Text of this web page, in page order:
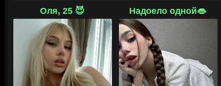
В округе надёжно обосновался дальний родственник Беркхарта. Его
Хэйл. Коренное население опасается его. Он считается властным
Король. Трудолюбивый и самоуверенный горожанин является
разведением скота. Он уговаривает симпатичного племянника
девушке Молли Кайл, состоятельные родители которой индейцы по
скотопромышленник совсем не против того, чтобы огромные земли
временем перешли в его собственность. Для этого должны
Эрнеста и она сама.© ГидОнлайн
Оля, 25 😈 Надоело одной👄